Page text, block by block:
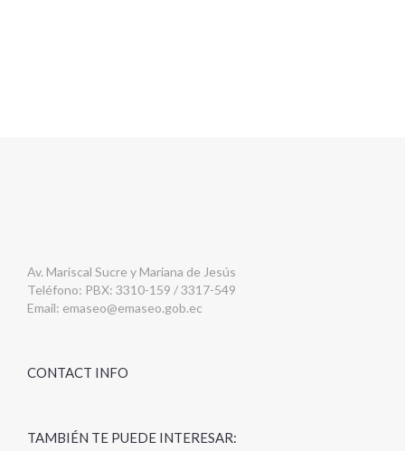
Av. Mariscal Sucre y Mariana de Jesús
Teléfono: PBX: 3310-159 / 3317-549
Email: emaseo@emaseo.gob.ec
CONTACT INFO
TAMBIÉN TE PUEDE INTERESAR: